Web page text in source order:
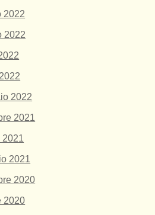
2022
2022
2022
2021
2021
2021
2020
2020